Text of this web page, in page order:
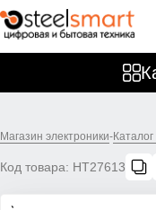
Магазин электроники-
Код товара: НТ27613